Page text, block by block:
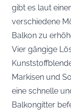
gibt es laut
verschiedene
Balkon zu
Vier gängige
Markisen und
eine schnelle
Balkongitter